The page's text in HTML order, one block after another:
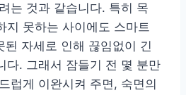
는 것과 같습니다. 특히 목
지 못하는 사이에도 스마트
된 자세로 인해 끊임없이 긴
다. 그래서 잠들기 전 몇 분만
럽게 이완시켜 주면, 숙면의